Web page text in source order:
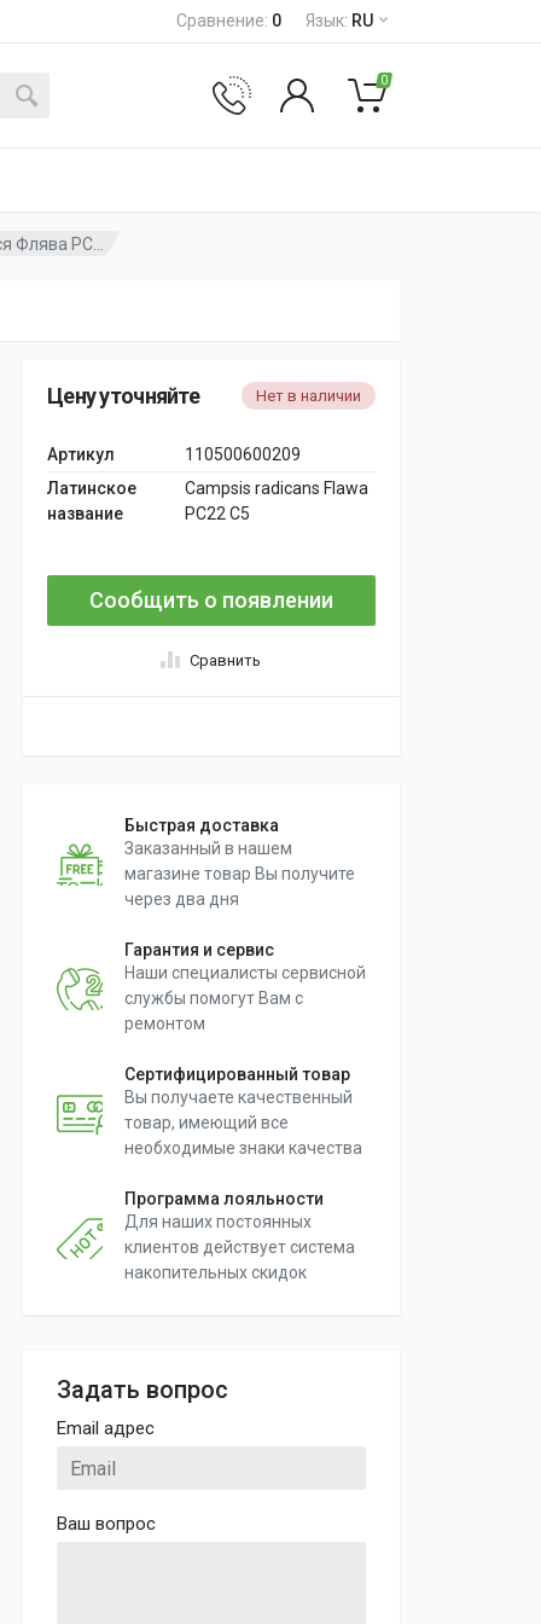
Сравнение: 0 Язык: RU
0
Флява PC...
Цену уточняйте Нет в наличии
Артикул
110500600209
Латинское
название
Campsis radicans Flawa
PC22 C5
Сообщить о появлении
Сравнить
Быстрая доставка
Заказанный в нашем
магазине товар Вы получите
через два дня
Гарантия и сервис
Наши специалисты сервисной
службы помогут Вам с
ремонтом
Сертифицированный товар
Вы получаете качественный
товар, имеющий все
необходимые знаки качества
Программа лояльности
Для наших постоянных
клиентов действует система
накопительных скидок
Задать вопрос
Email адрес
Ваш вопрос